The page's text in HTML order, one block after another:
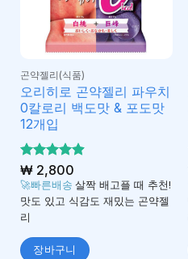
곤약젤리(식품)
오리히로 곤약젤리 파우치
0칼로리 백도맛 & 포도맛
12개입
5 중에서
4.92로 평
가됨
₩2,800
🚀빠른배송 살짝 배고플 때 추천!
맛도 있고 식감도 재밌는 곤약젤
리
장바구니